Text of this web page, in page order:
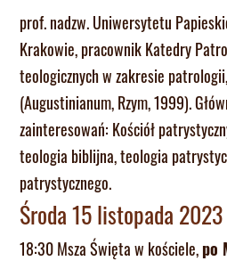
prof. nadzw. Uniwersytetu
Krakowie, pracownik Katedry
teologicznych w zakresie
(Augustinianum, Rzym, 1999).
zainteresowań: Kościół
teologia biblijna, teologia
patrystycznego.
Środa 15 listopada 2023
18:30 Msza Święta w kościele,po